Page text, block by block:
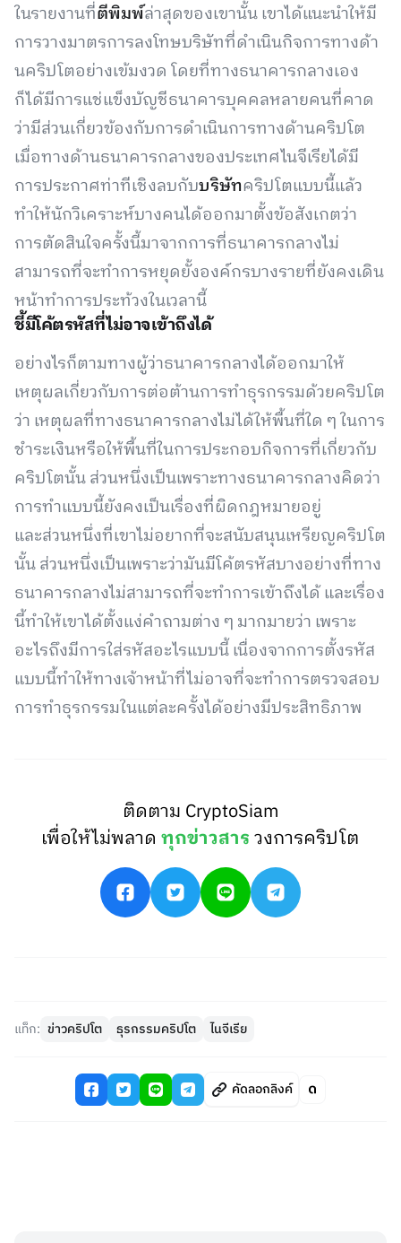
ในรายงานที่ตีพิมพ์ล่าสุดของเขานั้น เขาได้แนะนำให้มี
การวางมาตรการลงโทษบริษัทที่ดำเนินกิจการทางด้า
นคริปโตอย่างเข้มงวด โดยที่ทางธนาคารกลางเอง
ก็ได้มีการแช่แข็งบัญชีธนาคารบุคคลหลายคนที่คาด
ว่ามีส่วนเกี่ยวข้องกับการดำเนินการทางด้านคริปโต
เมื่อทางด้านธนาคารกลางของประเทศไนจีเรียได้มี
การประกาศท่าทีเชิงลบกับบริษัทคริปโตแบบนี้แล้ว
ทำให้นักวิเคราะห์บางคนได้ออกมาตั้งข้อสังเกตว่า
การตัดสินใจครั้งนี้มาจากการที่ธนาคารกลางไม่
สามารถที่จะทำการหยุดยั้งองค์กรบางรายที่ยังคงเดิน
หน้าทำการประท้วงในเวลานี้
ชี้มีโค้ตรหัสที่ไม่อาจเข้าถึงได้
อย่างไรก็ตามทางผู้ว่าธนาคารกลางได้ออกมาให้
เหตุผลเกี่ยวกับการต่อต้านการทำธุรกรรมด้วยคริปโต
ว่า เหตุผลที่ทางธนาคารกลางไม่ได้ให้พื้นที่ใด ๆ ในการ
ชำระเงินหรือให้พื้นที่ในการประกอบกิจการที่เกี่ยวกับ
คริปโตนั้น ส่วนหนึ่งเป็นเพราะทางธนาคารกลางคิดว่า
การทำแบบนี้ยังคงเป็นเรื่องที่ผิดกฎหมายอยู่
และส่วนหนึ่งที่เขาไม่อยากที่จะสนับสนุนเหรียญคริปโต
นั้น ส่วนหนึ่งเป็นเพราะว่ามันมีโค้ตรหัสบางอย่างที่ทาง
ธนาคารกลางไม่สามารถที่จะทำการเข้าถึงได้ และเรื่อง
นี้ทำให้เขาได้ตั้งแง่คำถามต่าง ๆ มากมายว่า เพราะ
อะไรถึงมีการใส่รหัสอะไรแบบนี้ เนื่องจากการตั้งรหัส
แบบนี้ทำให้ทางเจ้าหน้าที่ไม่อาจที่จะทำการตรวจสอบ
การทำธุรกรรมในแต่ละครั้งได้อย่างมีประสิทธิภาพ
ติดตาม CryptoSiam
เพื่อให้ไม่พลาดทุกข่าวสารวงการคริปโต
แท็ก: ข่าวคริปโต ธุรกรรมคริปโต ไนจีเรีย
คัดลอกลิงค์